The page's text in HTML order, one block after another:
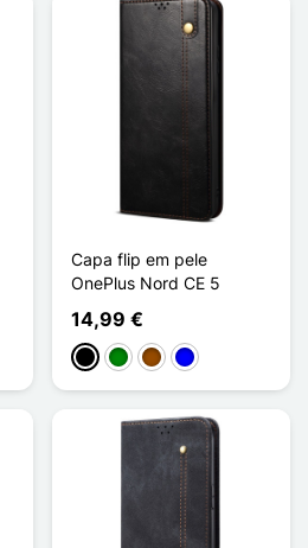
Capa flip em pele
OnePlus Nord CE 5
14,99 €
PretoVerdeCastanho
Azul